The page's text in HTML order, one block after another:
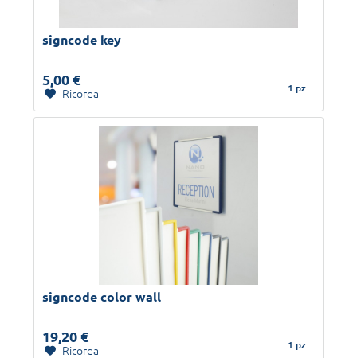
signcode key
5,00 € 1 pz
Ricorda
signcode color wall
19,20 € 1 pz
Ricorda